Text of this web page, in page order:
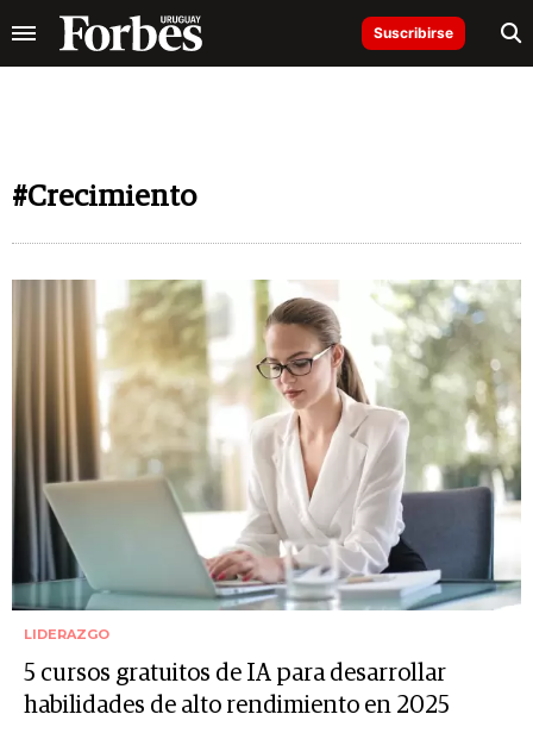
Suscribirse
#Crecimiento
LIDERAZGO
5 cursos gratuitos de IA para desarrollar
habilidades de alto rendimiento en 2025